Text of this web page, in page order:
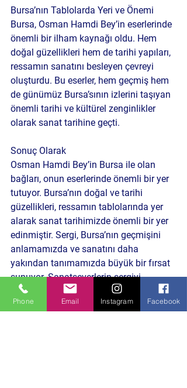
Bursa’nın Tablolarda Yeri ve Önemi
Bursa, Osman Hamdi Bey’in eserlerinde
önemli bir ilham kaynağı oldu. Hem
doğal güzellikleri hem de tarihi yapıları,
ressamın sanatını besleyen çevreyi
oluşturdu. Bu eserler, hem geçmiş hem
de günümüz Bursa’sının izlerini taşıyan
önemli tarihi ve kültürel zenginlikler
olarak sanat tarihine geçti.
Sonuç Olarak
Osman Hamdi Bey’in Bursa ile olan
bağları, onun eserlerinde önemli bir yer
tutuyor. Bursa’nın doğal ve tarihi
güzellikleri, ressamın tablolarında yer
alarak sanat tarihimizde önemli bir yer
edinmiştir. Sergi, Bursa’nın geçmişini
anlamamızda ve sanatını daha
yakından tanımamızda büyük bir fırsat
sunuyor. Sanatseverlerin sergiyi
mutlaka ziyaret etmelerini öneriyoruz.
Phone Email Instagram Facebook